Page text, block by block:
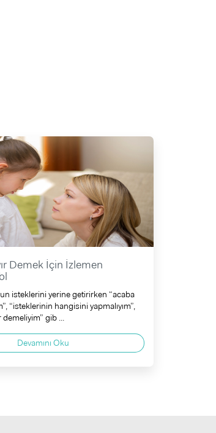
Demek İçin İzlemen
isteklerini yerine getirirken “acaba
“isteklerinin hangisini yapmalıyım”,
demeliyim” gib ...
Devamını Oku